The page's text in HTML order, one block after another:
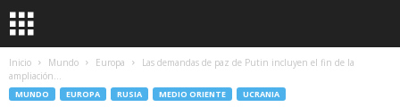
Inicio Mundo Europa
Las demandas de paz de Putin incluyen el fin de la
ampliación...
MUNDO EUROPA RUSIA MEDIO ORIENTE UCRANIA